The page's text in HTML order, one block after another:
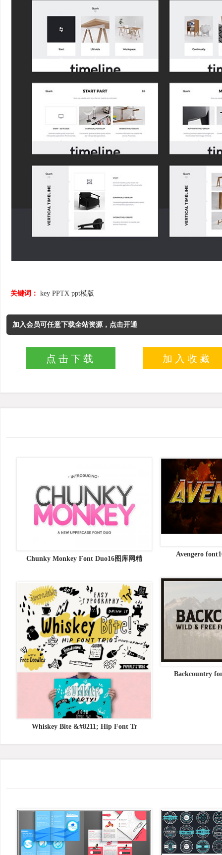
关键词： key PPTX ppt模版
加入会员可任意下载全站资源，点击开通
点击下载 加入收藏
Chunky Monkey Font Duo16图库网精
Avengero
Backcountry
Whiskey Bite &#8211; Hip Font Tr